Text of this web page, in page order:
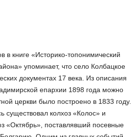
в книге «Историко-топонимический
упоминает, что село Колбацкое
документах 17 века. Из описания
епархии 1898 года можно
церкви было построено в 1833 году.
существовал колхоз «Колос» и
«Октябрь», поставлявший посевные